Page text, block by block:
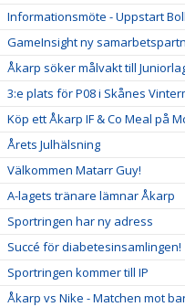
Informationsmöte - Uppstart
GameInsight ny
Åkarp söker målvakt till
3:e plats för P08 i Skånes
Köp ett Åkarp IF & Co Meal på
Årets Julhälsning
Välkommen Matarr Guy!
A-lagets tränare lämnar Åkarp
Sportringen har ny adress
Succé för diabetesinsamlingen!
Sportringen kommer till IP
Åkarp vs Nike - Matchen mot